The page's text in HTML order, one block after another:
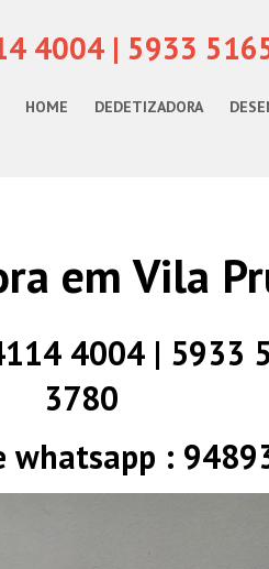
4004 | 5933
HOME DEDETIZADORA
em Vila
4004 | 5933
3780
whatsapp :